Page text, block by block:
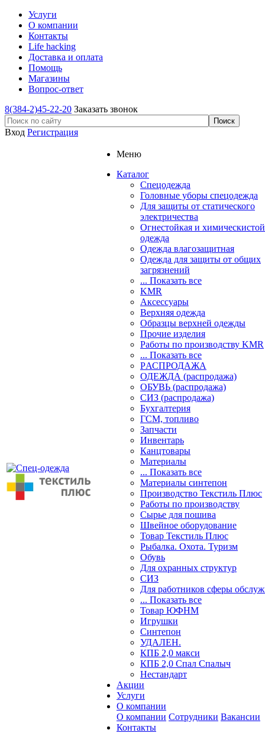
Услуги
О компании
Контакты
Life hacking
Доставка и оплата
Помощь
Магазины
Вопрос-ответ
8(384-2)45-22-20 Заказать звонок
Вход Регистрация
Меню
Каталог
Спецодежда
Головные уборы спецодежда
Для защиты от статического
электричества
Огнестойкая и
одежда
Одежда влагозащитная
Одежда для защиты от общих
загрязнений
... Показать все
KMR
Аксессуары
Верхняя одежда
Образцы верхней одежды
Прочие изделия
Работы по производству KMR
... Показать все
PАСПРОДАЖА
ОДЕЖДА (распродажа)
ОБУВЬ (распродажа)
СИЗ (распродажа)
Бухгалтерия
ГСМ, топливо
Запчасти
Инвентарь
Канцтовары
Материалы
... Показать все
Материалы синтепон
Производство Текстиль Плюс
Работы по производству
Сырье для пошива
Швейное оборудование
Товар Текстиль Плюс
Рыбалка. Охота. Туризм
Обувь
Для охранных структур
СИЗ
Для работников сферы
... Показать все
Товар ЮФНМ
Игрушки
Синтепон
УДАЛЕН.
КПБ 2,0 макси
КПБ 2,0 Спал Спалыч
Нестандарт
Акции
Услуги
О компании
О компании Сотрудники Вакансии
Контакты